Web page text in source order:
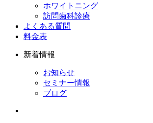
ホワイトニング
訪問歯科診療
よくある質問
料金表
新着情報
お知らせ
セミナー情報
ブログ